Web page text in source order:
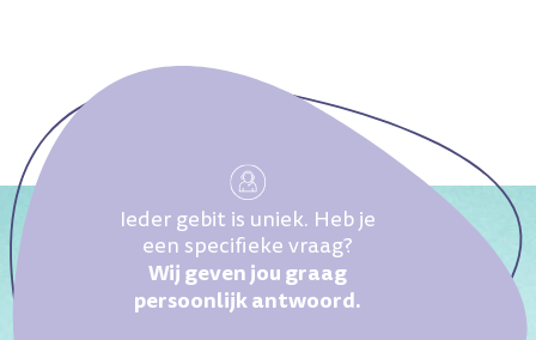
Ieder gebit is uniek. Heb je
een specifieke vraag?
Wij geven jou graag
persoonlijk antwoord.